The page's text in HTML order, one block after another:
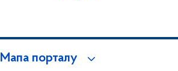
Мапа порталу